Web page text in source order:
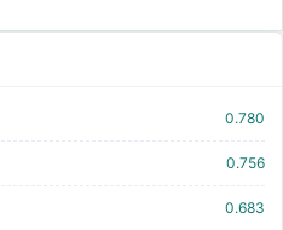
0.780
0.756
0.683